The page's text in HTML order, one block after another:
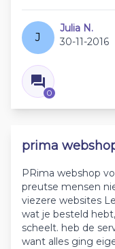
J
Julia N.
30-11-2016
0
prima
PRima webshop
preutse mensen
viezere websites
wat je besteld
scheelt. heb de
want alles ging